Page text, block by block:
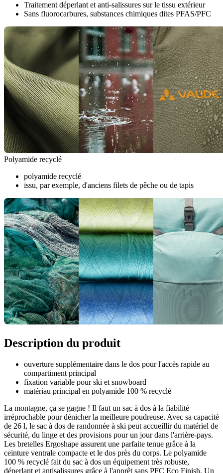
Traitement déperlant et anti-salissures sur le tissu extérieur
Sans fluorocarbures, substances chimiques dites PFAS/PFC
Polyamide recyclé
polyamide recyclé
issu, par exemple, d'anciens filets de pêche ou de tapis
Description du produit
ouverture supplémentaire dans le dos pour l'accès rapide au
compartiment principal
fixation variable pour ski et snowboard
matériau principal en polyamide 100 % recyclé
La montagne, ça se gagne ! Il faut un sac à dos à la fiabilité
irréprochable pour dénicher la meilleure poudreuse. Avec sa capacité
de 26 l, le sac à dos de randonnée à ski peut accueillir du matériel de
sécurité, du linge et des provisions pour un jour dans l'arrière-pays.
Les bretelles Ergoshape assurent une parfaite tenue grâce à la
ceinture ventrale compacte et le dos près du corps. Le polyamide
100 % recyclé fait du sac à dos un équipement très robuste,
déperlant et antisalissures grâce à l'apprêt sans PFC Eco Finish. Un